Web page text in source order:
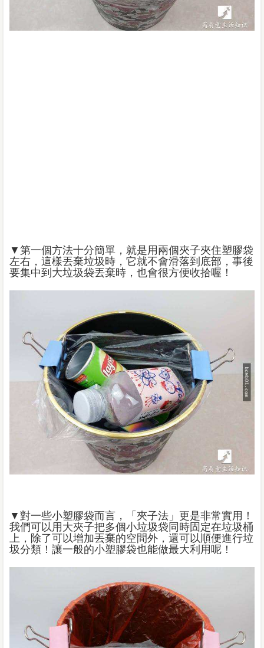
▼第一個方法十分簡單，就是用兩個夾子夾住塑膠袋
左右，這樣丟棄垃圾時，它就不會滑落到底部，事後
要集中到大垃圾袋丟棄時，也會很方便收拾喔！
▼對一些小塑膠袋而言，「夾子法」更是非常實用！
我們可以用大夾子把多個小垃圾袋同時固定在垃圾桶
上，除了可以增加丟棄的空間外，還可以順便進行垃
圾分類！讓一般的小塑膠袋也能做最大利用呢！